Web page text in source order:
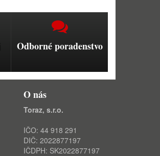
Odborné poradenstvo
O nás
Toraz, s.r.o.
IČO: 44 918 291
DIČ: 2022877197
IČDPH: SK2022877197